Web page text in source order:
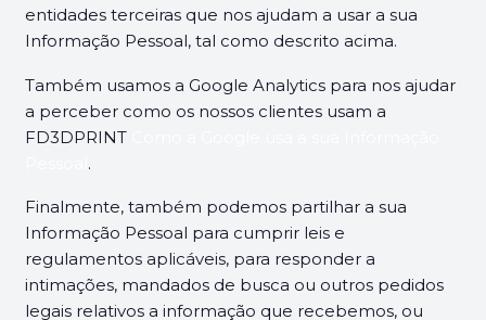
entidades terceiras que nos ajudam a usar a sua
Informação Pessoal, tal como descrito acima.
Também usamos a Google Analytics para nos ajudar
a perceber como os nossos clientes usam a
FD3DPRINT
.
Finalmente, também podemos partilhar a sua
Informação Pessoal para cumprir leis e
regulamentos aplicáveis, para responder a
intimações, mandados de busca ou outros pedidos
legais relativos a informação que recebemos, ou